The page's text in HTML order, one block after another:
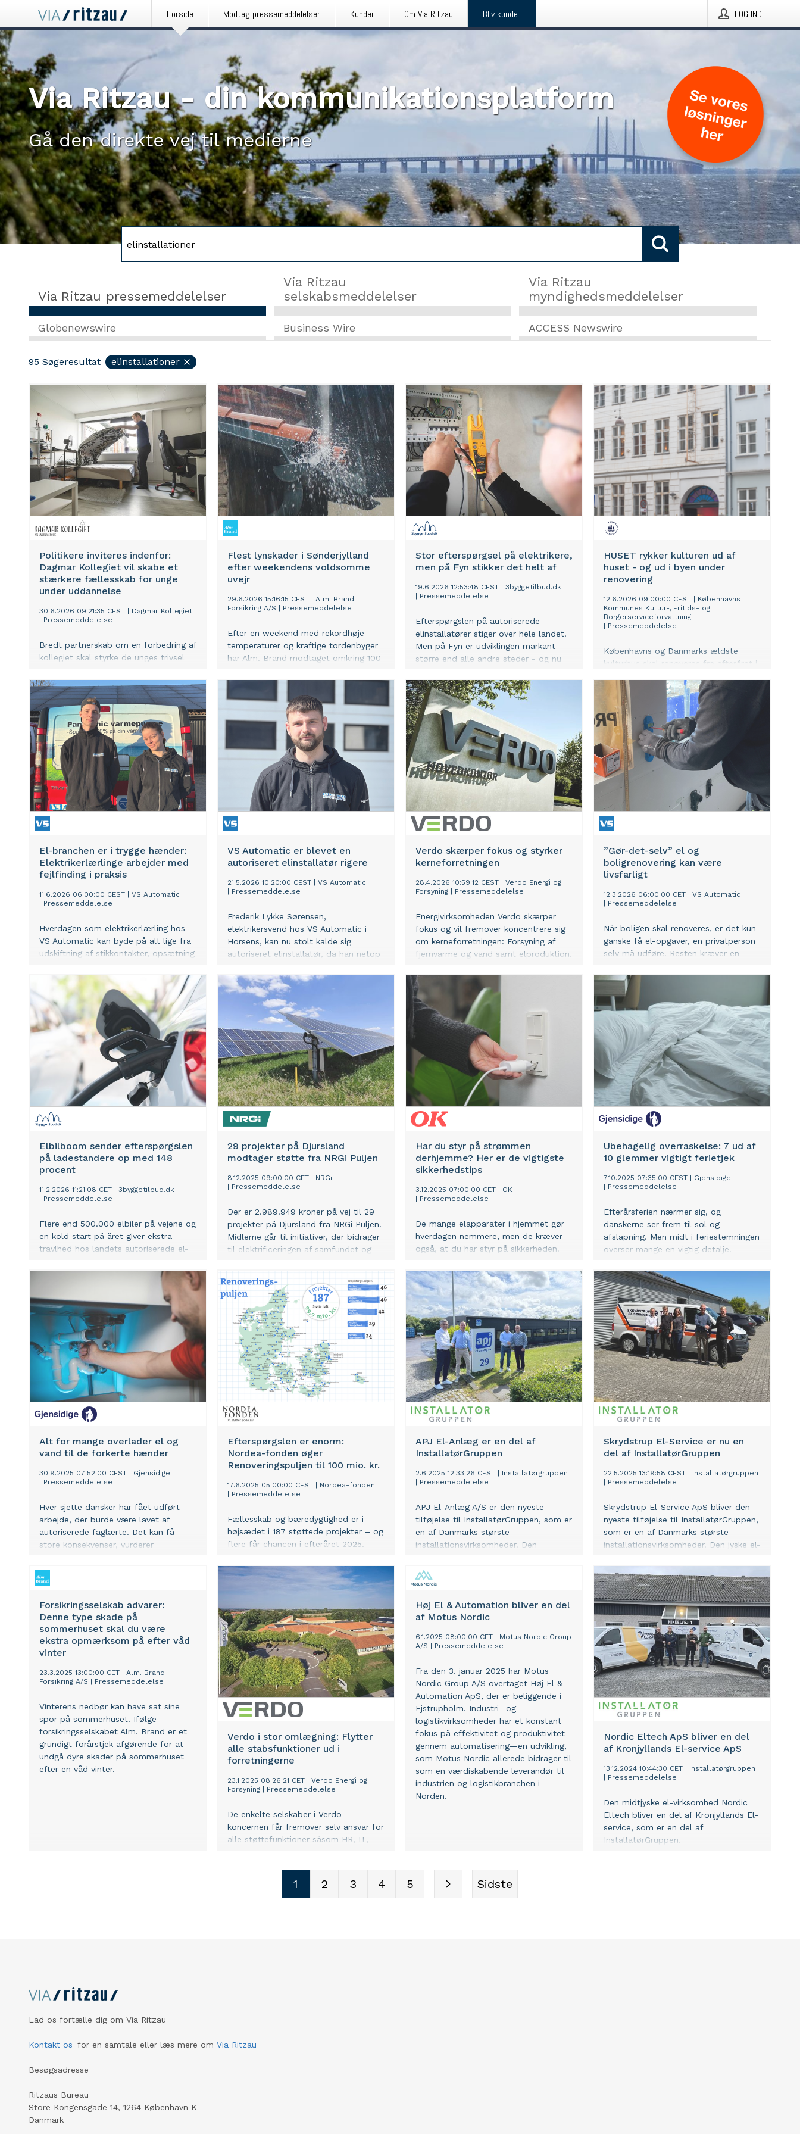
Forside Modtag pressemeddelelser Kunder Om Via Ritzau Bliv kunde LOG IND
Via Ritzau - din kommunikationsplatform
Gå den direkte vej til medierne
Via Ritzau pressemeddelelser
Via Ritzau
selskabsmeddelelser
Via Ritzau
myndighedsmeddelelser
Globenewswire Business Wire ACCESS Newswire
95 Søgeresultat elinstallationer
Politikere inviteres indenfor:
Dagmar Kollegiet vil skabe et
stærkere fællesskab for unge
under uddannelse
30.6.2026 09:21:35 CEST
Dagmar Kollegiet
Pressemeddelelse
Bredt partnerskab om en forbedring af
kollegiet skal styrke de unges trivsel
Ribe både under og efter deres
uddannelse.
Flest lynskader i Sønderjylland
efter weekendens voldsomme
uvejr
29.6.2026 15:16:15 CEST
Alm. Brand
Forsikring A/S
Pressemeddelelse
Efter en weekend med rekordhøje
temperaturer og kraftige tordenbyger
har Alm. Brand modtaget omkring 100
lynnedslag. Omkring halvdelen kommer
fra Sønderborg Kommune, som
dermed er det område, der er hårdest
ramt efter weekendens uvejr.
Stor efterspørgsel på elektrikere,
men på Fyn stikker det helt af
19.6.2026 12:53:48 CEST
3byggetilbud.dk
Pressemeddelelse
Efterspørgslen på autoriserede
elinstallatører stiger over hele landet.
Men på Fyn er udviklingen markant
større end alle andre steder - og nu
elinstallatører, der tager opgaver på
Fyn for at følge med.
HUSET rykker kulturen ud af
huset - og ud i byen under
renovering
12.6.2026 09:00:00 CEST
Københavns
Kommunes Kultur-, Fritids- og
Borgerserviceforvaltning
Pressemeddelelse
Københavns og Danmarks ældste
kulturhus skal renoveres fra efteråret i
flytter HUSET sit kulturprogram ud i
København og fortsætter aktiviteterne
på nye scener og lokationer rundt om i
byen.
El-branchen er i trygge hænder:
Elektrikerlærlinge arbejder med
fejlfinding i praksis
11.6.2026 06:00:00 CEST
VS Automatic
Pressemeddelelse
Hverdagen som elektrikerlærling hos
VS Automatic kan byde på alt lige fra
udskiftning af stikkontakter, opsætning
og rigtig meget andet. Ligegyldigt
opgaven, er fejlfinding altid en vigtig
del af arbejdet – for hvad skal man
gøre, hvis der ikke er strøm i
stikkontakten, ikke er lys i lamperne,
eller hvis fejlstrømsrelæet bliver ved
med at slå fra?
VS Automatic er blevet en
autoriseret elinstallatør rigere
21.5.2026 10:20:00 CEST
VS Automatic
Pressemeddelelse
Frederik Lykke Sørensen,
elektrikersvend hos VS Automatic i
Horsens, kan nu stolt kalde sig
autoriseret elinstallatør, da han netop
installatøruddannelse på
Erhvervsakademi Dania i Randers –
med et eksemplarisk resultat.
Verdo skærper fokus og styrker
kerneforretningen
28.4.2026 10:59:12 CEST
Verdo Energi og
Forsyning
Pressemeddelelse
Energivirksomheden Verdo skærper
fokus og vil fremover koncentrere sig
om kerneforretningen: Forsyning af
fjernvarme og vand samt elproduktion.
virksomhedens kommercielle
forretningsområder Verdo Go Green og
Verdo Teknik, imens Verdo Energy
Systems fortsætter som et
selvstændigt selskab i Verdo-
koncernen. Organisationsændringen
ligger i tråd med sidste års
strategiskifte, men skyldes også
skuffende økonomiske resultater i de
kommercielle forretningsområder,
geopolitisk uro og et energimarked i
heftig forandring. Det kræver, at Verdo
har fuldt fokus på fortsat at kunne
levere fremtidssikret kritisk
infrastruktur inden for fjernvarme og
vand med fortsat høj
”Gør-det-selv” el og
boligrenovering kan være
livsfarligt
12.3.2026 06:00:00 CET
VS Automatic
Pressemeddelelse
Når boligen skal renoveres, er det kun
ganske få el-opgaver, en privatperson
selv må udføre. Resten kræver en
”gøre-det-selv” forkert kan være
alvorlige.
Elbilboom sender efterspørgslen
på ladestandere op med 148
procent
11.2.2026 11:21:08 CET
3byggetilbud.dk
Pressemeddelelse
Flere end 500.000 elbiler på vejene og
en kold start på året giver ekstra
travlhed hos landets autoriserede el-
29 projekter på Djursland
modtager støtte fra NRGi Puljen
8.12.2025 09:00:00 CET
NRGi
Pressemeddelelse
Der er 2.989.949 kroner på vej til 29
projekter på Djursland fra NRGi Puljen.
Midlerne går til initiativer, der bidrager
til elektrificeringen af samfundet og
Har du styr på strømmen
derhjemme? Her er de vigtigste
sikkerhedstips
3.12.2025 07:00:00 CET
OK
Pressemeddelelse
De mange elapparater i hjemmet gør
hverdagen nemmere, men de kræver
også, at du har styr på sikkerheden.
elinstallationer i hjemmet, så du
undgår overbelastning, brand og andre
uheld.
Ubehagelig overraskelse: 7 ud af
10 glemmer vigtigt ferietjek
7.10.2025 07:35:00 CEST
Gjensidige
Pressemeddelelse
Efterårsferien nærmer sig, og
danskerne ser frem til sol og
afslapning. Men midt i feriestemningen
overser mange en vigtig detalje.
hjemkomsten til et mareridt.
Alt for mange overlader el og
vand til de forkerte hænder
30.9.2025 07:52:00 CEST
Gjensidige
Pressemeddelelse
Hver sjette dansker har fået udført
arbejde, der burde være lavet af
autoriserede faglærte. Det kan få
store konsekvenser, vurderer
forsikringsselskab.
Efterspørgslen er enorm:
Nordea-fonden øger
Renoveringspuljen til 100 mio. kr.
17.6.2025 05:00:00 CEST
Nordea-fonden
Pressemeddelelse
Fællesskab og bæredygtighed er i
højsædet i 187 støttede projekter – og
flere får chancen i efteråret 2025.
APJ El-Anlæg er en del af
InstallatørGruppen
2.6.2025 12:33:26 CEST
Installatørgruppen
Pressemeddelelse
APJ El-Anlæg A/S er den nyeste
tilføjelse til InstallatørGruppen, som er
en af Danmarks største
installationsvirksomheder. Den
kommer derfor til at udgøre en del af
de nu 37 danske
vvs-, fiber samt ventilations- og
kølesystemer.
Skrydstrup El-Service er nu en
del af InstallatørGruppen
22.5.2025 13:19:58 CEST
Installatørgruppen
Pressemeddelelse
Skrydstrup El-Service ApS bliver den
nyeste tilføjelse til InstallatørGruppen,
som er en af Danmarks største
installationsvirksomheder. Den jyske el-
installationsvirksomheder indenfor el-,
vvs-, fiber samt ventilations- og
kølesystemer.
Forsikringsselskab advarer:
Denne type skade på
sommerhuset skal du være
ekstra opmærksom på efter våd
vinter
23.3.2025 13:00:00 CET
Alm. Brand
Forsikring A/S
Pressemeddelelse
Vinterens nedbør kan have sat sine
spor på sommerhuset. Ifølge
forsikringsselskabet Alm. Brand er et
grundigt forårstjek afgørende for at
undgå dyre skader på sommerhuset
efter en våd vinter.
Verdo i stor omlægning: Flytter
alle stabsfunktioner ud i
forretningerne
23.1.2025 08:26:21 CET
Verdo Energi og
Forsyning
Pressemeddelelse
De enkelte selskaber i Verdo-
koncernen får fremover selv ansvar for
alle støttefunktioner såsom HR, IT,
mere direkte ansvar for resultaterne.
Høj El & Automation bliver en del
af Motus Nordic
6.1.2025 08:00:00 CET
Motus Nordic Group
A/S
Pressemeddelelse
Fra den 3. januar 2025 har Motus
Nordic Group A/S overtaget Høj El &
Automation ApS, der er beliggende i
Ejstrupholm. Industri- og
logistikvirksomheder har et konstant
fokus på effektivitet og produktivitet
gennem automatisering—en udvikling,
som Motus Nordic allerede bidrager til
som en værdiskabende leverandør til
industrien og logistikbranchen i
Norden.
Nordic Eltech ApS bliver en del
af Kronjyllands El-service ApS
13.12.2024 10:44:30 CET
Installatørgruppen
Pressemeddelelse
Den midtjyske el-virksomhed Nordic
Eltech bliver en del af Kronjyllands El-
service, som er en del af
InstallatørGruppen.
1 2 3 4 5 Sidste
Lad os fortælle dig om Via Ritzau
Kontakt os for en samtale eller læs mere om Via Ritzau
Besøgsadresse
Ritzaus Bureau
Store Kongensgade 14, 1264 København K
Danmark